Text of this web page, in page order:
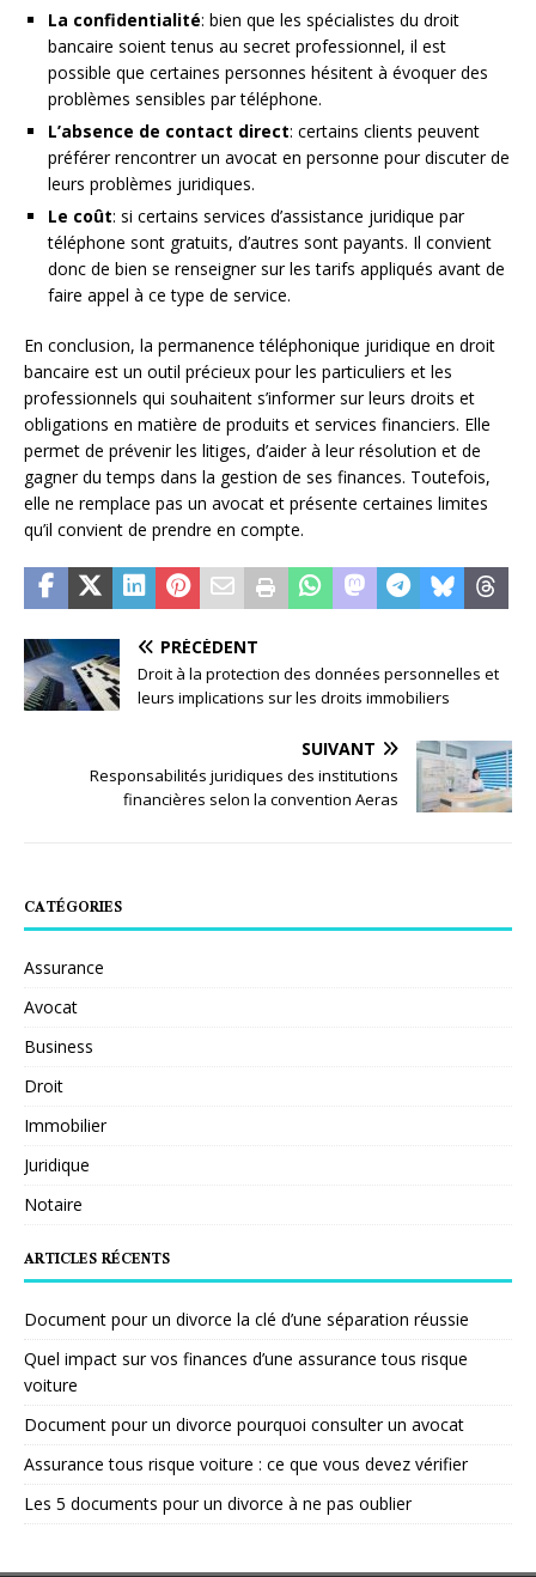
La confidentialité: bien que les spécialistes du droit
bancaire soient tenus au secret professionnel, il est
possible que certaines personnes hésitent à évoquer des
problèmes sensibles par téléphone.
L’absence de contact direct: certains clients peuvent
préférer rencontrer un avocat en personne pour discuter de
leurs problèmes juridiques.
Le coût: si certains services d’assistance juridique par
téléphone sont gratuits, d’autres sont payants. Il convient
donc de bien se renseigner sur les tarifs appliqués avant de
faire appel à ce type de service.
En conclusion, la permanence téléphonique juridique en droit
bancaire est un outil précieux pour les particuliers et les
professionnels qui souhaitent s’informer sur leurs droits et
obligations en matière de produits et services financiers. Elle
permet de prévenir les litiges, d’aider à leur résolution et de
gagner du temps dans la gestion de ses finances. Toutefois,
elle ne remplace pas un avocat et présente certaines limites
qu’il convient de prendre en compte.
PRÉCÉDENT
Droit à la protection des données personnelles et
leurs implications sur les droits immobiliers
SUIVANT
Responsabilités juridiques des institutions
financières selon la convention Aeras
CATÉGORIES
Assurance
Avocat
Business
Droit
Immobilier
Juridique
Notaire
ARTICLES RÉCENTS
Document pour un divorce la clé d’une séparation réussie
Quel impact sur vos finances d’une assurance tous risque
voiture
Document pour un divorce pourquoi consulter un avocat
Assurance tous risque voiture : ce que vous devez vérifier
Les 5 documents pour un divorce à ne pas oublier